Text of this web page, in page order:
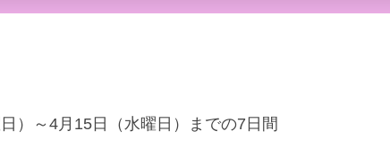
）～4月15日（水曜日）までの7日間